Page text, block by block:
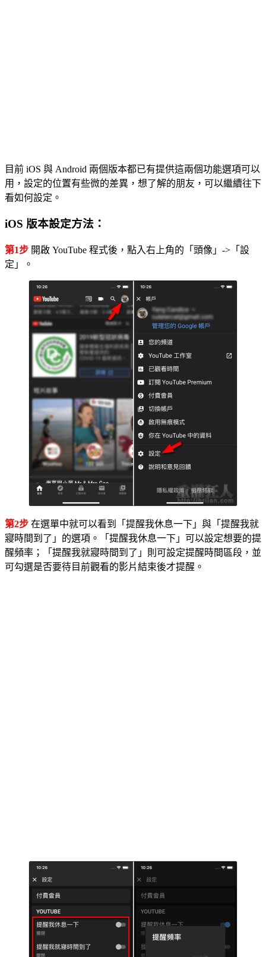
目前 iOS 與 Android 兩個版本都已有提供這兩個功能選項可以
用，設定的位置有些微的差異，想了解的朋友，可以繼續往下
看如何設定。
iOS 版本設定方法：
第1步 開啟 YouTube 程式後，點入右上角的「頭像」->「設
定」。
第2步 在選單中就可以看到「提醒我休息一下」與「提醒我就
寢時間到了」的選項。「提醒我休息一下」可以設定想要的提
醒頻率；「提醒我就寢時間到了」則可設定提醒時間區段，並
可勾選是否要待目前觀看的影片結束後才提醒。